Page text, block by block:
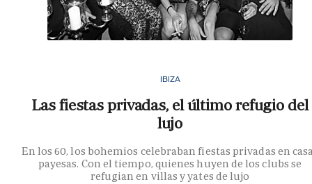
IBIZA
Las fiestas privadas, el último refugio del
lujo
En los 60, los bohemios celebraban fiestas privadas en
payesas. Con el tiempo, quienes huyen de los clubs se
refugian en villas y yates de lujo